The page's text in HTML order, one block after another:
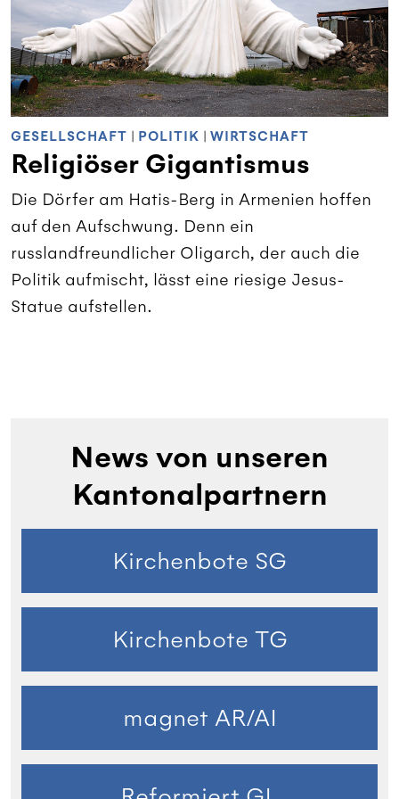
GESELLSCHAFT | POLITIK | WIRTSCHAFT
Religiöser Gigantismus
Die Dörfer am Hatis-Berg in Armenien hoffen
auf den Aufschwung. Denn ein
russlandfreundlicher Oligarch, der auch die
Politik aufmischt, lässt eine riesige Jesus-
Statue aufstellen.
News von unseren
Kantonalpartnern
Kirchenbote SG
Kirchenbote TG
magnet AR/AI